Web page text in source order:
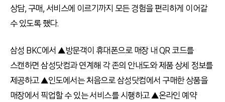
상담, 구매, 서비스에 이르기까지 모든 경험을 편리하게 이어갈
수 있도록 했다.
삼성 BKC에서 ▲방문객이 휴대폰으로 매장 내 QR 코드를
스캔하면 삼성닷컴과 연계해 각 존의 안내도와 제품 상세 정보를
제공하고 ▲인도에서는 처음으로 삼성닷컴에서 구매한 상품을
매장에서 픽업할 수 있는 서비스를 시행하고 ▲온라인 예약